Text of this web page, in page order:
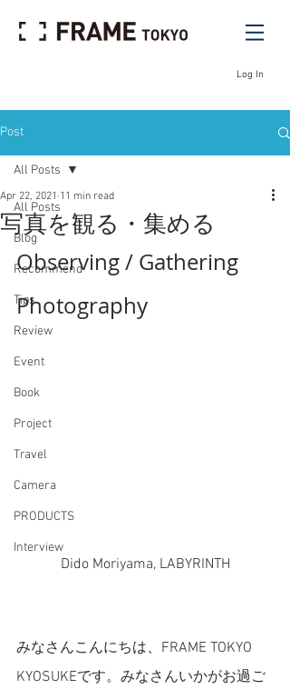
Log In
Post
All Posts
Blog
Recommend
Tips
Review
Event
Book
Project
Travel
Camera
PRODUCTS
Interview
All Posts
写真を観る・集める
Apr 22, 2021 11 min read
Observing / Gathering
Photography
Dido Moriyama, LABYRINTH
みなさんこんにちは、FRAME TOKYO
KYOSUKEです。みなさんいかがお過ご